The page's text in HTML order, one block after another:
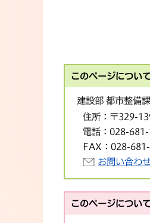
このページについ
建設部 都市整備
住所： 〒329-
電話： 028-
FAX： 028-
お問い合わ
このページについ